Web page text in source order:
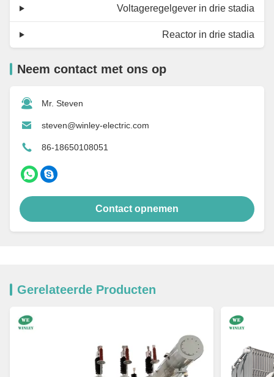
Voltageregelgever in drie stadia
Reactor in drie stadia
Neem contact met ons op
Mr. Steven
steven@winley-electric.com
86-18650108051
Contact opnemen
Gerelateerde Producten